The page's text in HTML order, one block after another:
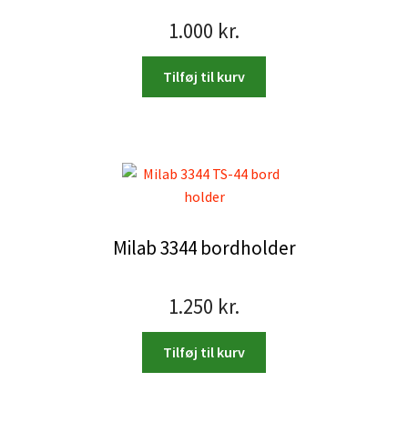
1.000 kr.
Tilføj til kurv
Milab 3344 bordholder
1.250 kr.
Tilføj til kurv